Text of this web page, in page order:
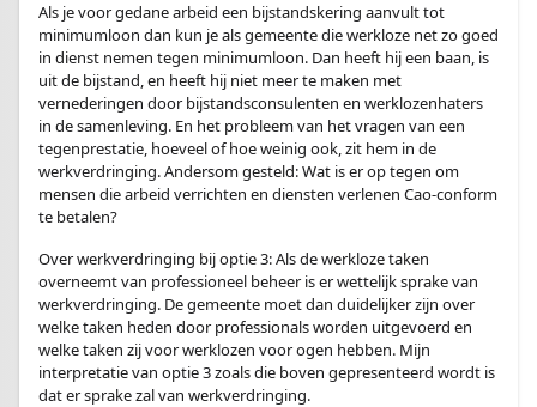
Als je voor gedane arbeid een bijstandskering aanvult tot
minimumloon dan kun je als gemeente die werkloze net zo goed
in dienst nemen tegen minimumloon. Dan heeft hij een baan, is
uit de bijstand, en heeft hij niet meer te maken met
vernederingen door bijstandsconsulenten en werklozenhaters
in de samenleving. En het probleem van het vragen van een
tegenprestatie, hoeveel of hoe weinig ook, zit hem in de
werkverdringing. Andersom gesteld: Wat is er op tegen om
mensen die arbeid verrichten en diensten verlenen Cao-conform
te betalen?
Over werkverdringing bij optie 3: Als de werkloze taken
overneemt van professioneel beheer is er wettelijk sprake van
werkverdringing. De gemeente moet dan duidelijker zijn over
welke taken heden door professionals worden uitgevoerd en
welke taken zij voor werklozen voor ogen hebben. Mijn
interpretatie van optie 3 zoals die boven gepresenteerd wordt is
dat er sprake zal van werkverdringing.